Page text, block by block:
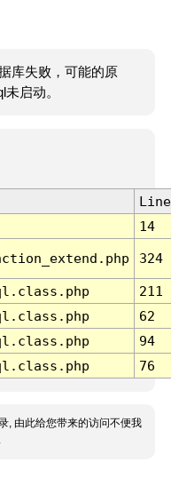
库失败，可能的原
启动。
Line
14
324
211
62
94
76
, 由此给您带来的访问不便我